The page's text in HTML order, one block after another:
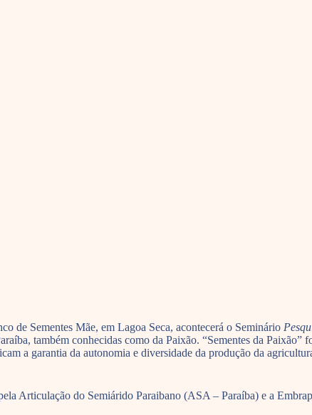
de Sementes Mãe, em Lagoa Seca, acontecerá o Seminário
também conhecidas como da Paixão. “Sementes da Paixão”
a garantia da autonomia e diversidade da produção da
Articulação do Semiárido Paraibano (ASA – Paraíba) e a